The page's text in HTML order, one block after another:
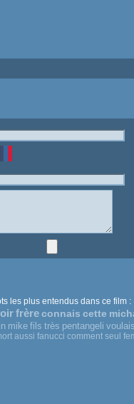
les plus entendus dans ce film :
frère connais cette
mike fils très pentangeli voulais
aussi fanucci comment seul